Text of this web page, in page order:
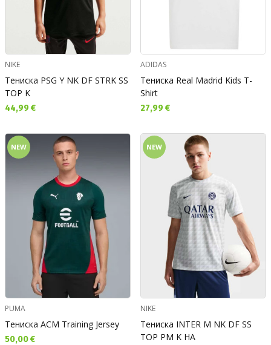
NIKE
Тениска PSG Y NK DF STRK SS
TOP K
Текуща цена:
44,99 €
ADIDAS
Тениска Real Madrid Kids T-
Shirt
Текуща цена:
27,99 €
NEW
PUMA
Тениска ACM Training Jersey
Текуща цена:
50,00 €
NEW
NIKE
Тениска INTER M NK DF SS
TOP PM K HA